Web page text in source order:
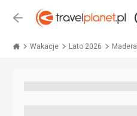
Wstecz
Wakacje Lato 2026 Madera